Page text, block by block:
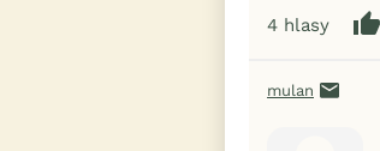
4 hlasy
mulan